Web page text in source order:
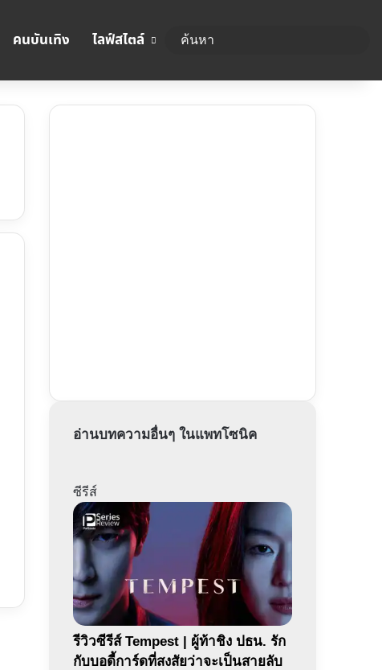
คนบันเทิง ไลฟ์สไตล์
อ่านบทความอื่นๆ ในแพทโซนิค
ซีรีส์
รีวิวซีรีส์ Tempest | ผู้ท้าชิง ปธน. รัก
กับบอดี้การ์ดที่สงสัยว่าจะเป็นสายลับ